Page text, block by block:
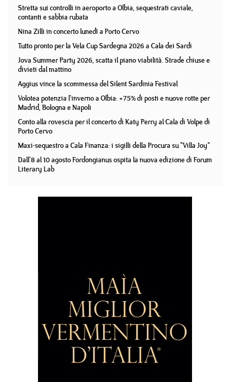
Stretta sui controlli in aeroporto a Olbia, sequestrati caviale,
contanti e sabbia rubata
Nina Zilli in concerto lunedì a Porto Cervo
Tutto pronto per la Vela Cup Sardegna 2026 a Cala dei Sardi
Jova Summer Party 2026, scatta il piano viabilità. Strade chiuse e
divieti dal mattino
Aggius vince la scommessa del Silent Sardinia Festival
Volotea potenzia l'inverno a Olbia: +75% di posti e nuove rotte per
Madrid, Bologna e Napoli
Conto alla rovescia per il concerto di Katy Perry al Cala di Volpe di
Porto Cervo
Maxi-sequestro a Cala Finanza: i sigilli della Procura su "Villa Joy"
Dall'8 al 10 agosto Fordongianus ospita la nuova edizione di Forum
Literary Lab